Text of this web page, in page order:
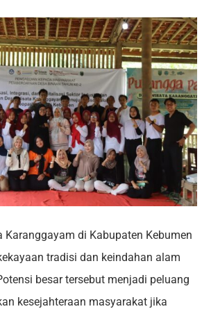
Karanggayam di Kabupaten Kebumen
tradisi dan keindahan alam
besar tersebut menjadi peluang
kesejahteraan masyarakat jika